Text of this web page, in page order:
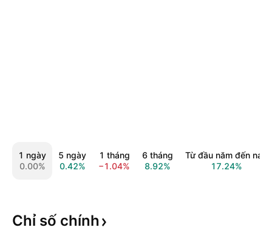
1 ngày
0.00%
5 ngày
0.42%
1 tháng
−1.04%
6 tháng
8.92%
Từ đầu năm đến nay
17.24%
Chỉ số chính